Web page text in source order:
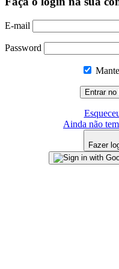
E-mail
Password
Ainda não
Fazer